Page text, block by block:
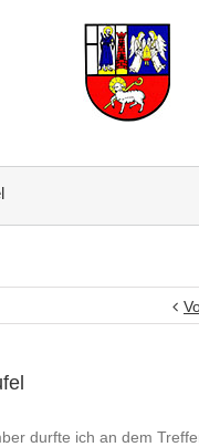
durfte ich an dem